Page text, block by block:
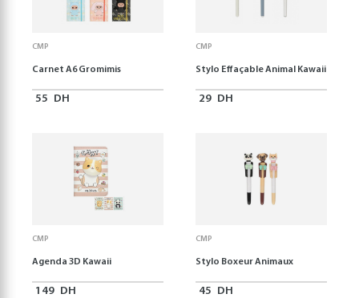
CMP
Carnet A6 Gromimis
55 DH
CMP
Stylo Effaçable Animal Kawaii
29 DH
CMP
Agenda 3D Kawaii
149 DH
CMP
Stylo Boxeur Animaux
45 DH